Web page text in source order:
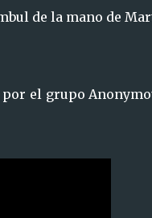
de la mano de
el grupo